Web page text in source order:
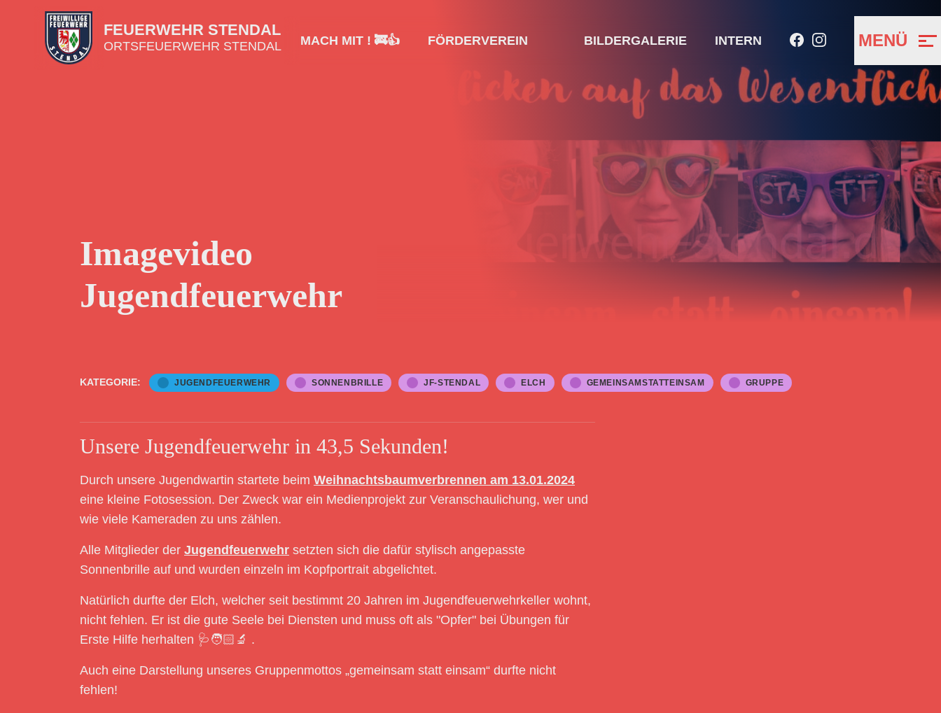
FEUERWEHR STENDAL
ORTSFEUERWEHR STENDAL MACH MIT ! 🚒👍 FÖRDERVEREIN BILDERGALERIE INTERN MENÜ
Imagevideo
Jugendfeuerwehr
KATEGORIE: JUGENDFEUERWEHR SONNENBRILLE JF-STENDAL ELCH GEMEINSAMSTATTEINSAM GRUPPE
Unsere Jugendfeuerwehr in 43,5 Sekunden!
Durch unsere Jugendwartin startete beim Weihnachtsbaumverbrennen am 13.01.2024
eine kleine Fotosession. Der Zweck war ein Medienprojekt zur Veranschaulichung, wer und
wie viele Kameraden zu uns zählen.
Alle Mitglieder der Jugendfeuerwehr setzten sich die dafür stylisch angepasste
Sonnenbrille auf und wurden einzeln im Kopfportrait abgelichtet.
Natürlich durfte der Elch, welcher seit bestimmt 20 Jahren im Jugendfeuerwehrkeller wohnt,
nicht fehlen. Er ist die gute Seele bei Diensten und muss oft als "Opfer" bei Übungen für
Erste Hilfe herhalten 🩺🧑🏻‍🔬 .
Auch eine Darstellung unseres Gruppenmottos „gemeinsam statt einsam“ durfte nicht
fehlen!